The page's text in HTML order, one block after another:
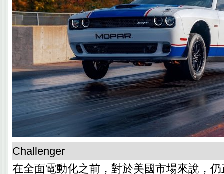
Challenger
在全面電動化之前，對於美國市場來說，